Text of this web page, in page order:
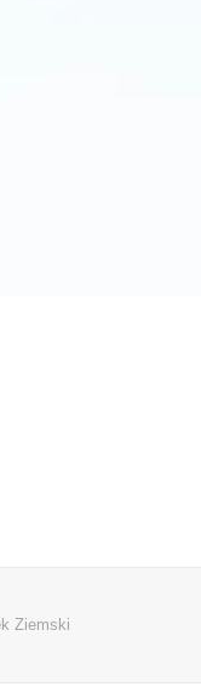
Ziemski